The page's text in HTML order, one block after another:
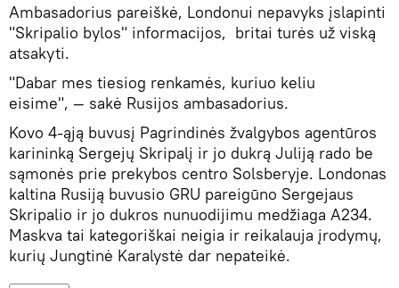
Ambasadorius pareiškė, Londonui nepavyks įslapinti
"Skripalio bylos" informacijos, britai turės už viską
atsakyti.
"Dabar mes tiesiog renkamės, kuriuo keliu
eisime", — sakė Rusijos ambasadorius.
Kovo 4-ąją buvusį Pagrindinės žvalgybos agentūros
karininką Sergejų Skripalį ir jo dukrą Juliją rado be
sąmonės prie prekybos centro Solsberyje. Londonas
kaltina Rusiją buvusio GRU pareigūno Sergejaus
Skripalio ir jo dukros nunuodijimu medžiaga A234.
Maskva tai kategoriškai neigia ir reikalauja įrodymų,
kurių Jungtinė Karalystė dar nepateikė.